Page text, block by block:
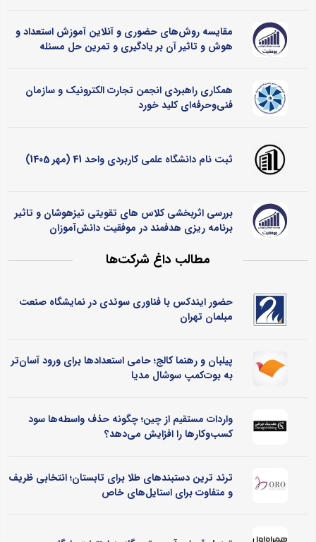
مقایسه روش‌های حضوری و آنلاین آموزش استعداد و
هوش و تاثیر آن بر یادگیری و تمرین حل مسئله
همکاری راهبردی انجمن تجارت الکترونیک و سازمان
فنی‌وحرفه‌ای کلید خورد
ثبت نام دانشگاه علمی کاربردی واحد 41 (مهر 1405)
بررسی اثربخشی کلاس ‌های تقویتی تیزهوشان و تاثیر
برنامه ‌ریزی هدفمند در موفقیت دانش‌آموزان
مطالب داغ شرکت‌ها
حضور ایندکس با فناوری سوئدی در نمایشگاه صنعت
مبلمان تهران
پیلبان و رهنما کالج؛ حامی استعدادها برای ورود آسان‌تر
به بوت‌کمپ سوشال مدیا
واردات مستقیم از چین؛ چگونه حذف واسطه‌ها سود
کسب‌وکارها را افزایش می‌دهد؟
ترند ترین دستبندهای طلا برای تابستان؛ انتخابی ظریف
و متفاوت برای استایل‌های خاص